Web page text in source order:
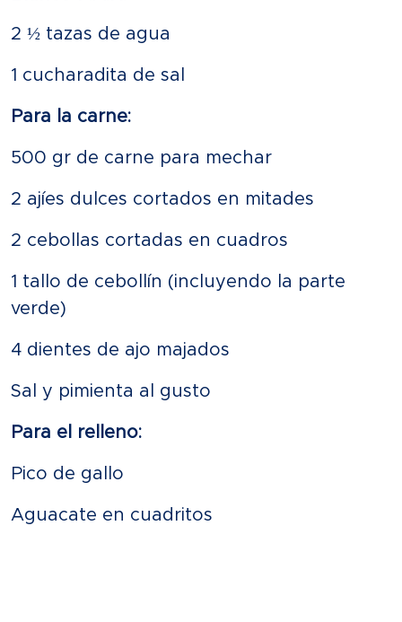
2 ½ tazas de agua
1 cucharadita de sal
Para la carne:
500 gr de carne para mechar
2 ajíes dulces cortados en mitades
2 cebollas cortadas en cuadros
1 tallo de cebollín (incluyendo la parte
verde)
4 dientes de ajo majados
Sal y pimienta al gusto
Para el relleno:
Pico de gallo
Aguacate en cuadritos